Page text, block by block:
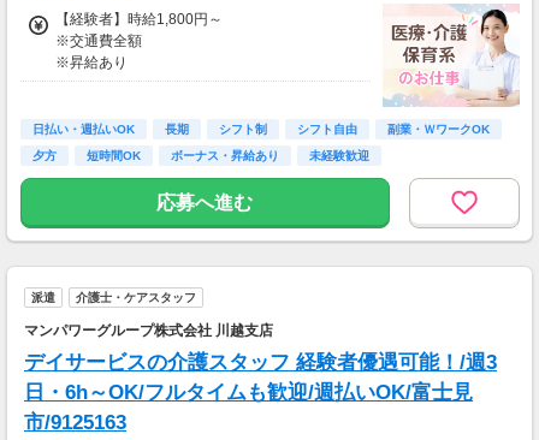
（稼働開始時は手続き完了次第となります）
交通費：別途全額支給
※車・バイク通勤に関して施設により異なる場
【経験者】時給1,800円～
※交通費全額
※昇給あり
◎日勤／経験者の場合
・日収(1,800*8)円（時給1,800円×8h）
※資格手当あり（時給50円～UP/資格の種類に
よって異なる）
※週払いOK（規定あり）
（稼働開始時は手続き完了次第となります）
日払い・週払いOK 長期 シフト制 シフト自由
副業・ＷワークOK
夕方
短時間OK ボーナス・昇給あり 未経験歓迎
応募へ進む
派遣 介護士・ケアスタッフ
マンパワーグループ株式会社 川越支店
デイサービスの介護スタッフ 経験者優遇可能！/週3
日・6h～OK/フルタイムも歓迎/週払いOK/富士見
市/9125163